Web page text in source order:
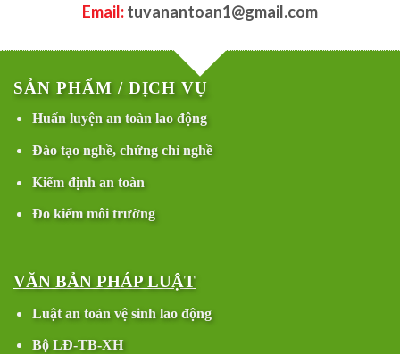
Email:tuvanantoan1@gmail.com
SẢN PHẨM / DỊCH VỤ
Huấn luyện an toàn lao động
Đào tạo nghề, chứng chỉ nghề
Kiểm định an toàn
Đo kiểm môi trường
VĂN BẢN PHÁP LUẬT
Luật an toàn vệ sinh lao động
Bộ LĐ-TB-XH